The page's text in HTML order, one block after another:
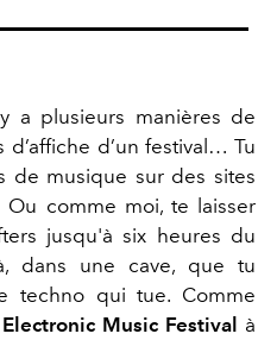
a plusieurs manières de
d’un festival… Tu
de musique sur des sites
comme moi, te laisser
jusqu'à six heures du
dans une cave, que tu
techno qui tue. Comme
Music Festival à